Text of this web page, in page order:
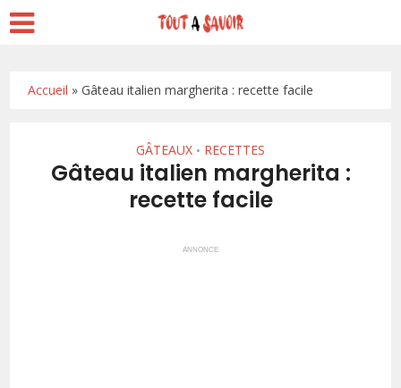
Accueil »Gâteau italien margherita : recette facile
GÂTEAUX • RECETTES
Gâteau italien margherita :
recette facile
ANNONCE